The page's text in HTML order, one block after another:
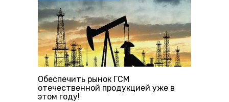
Обеспечить рынок ГСМ
отечественной продукцией уже в
этом году!